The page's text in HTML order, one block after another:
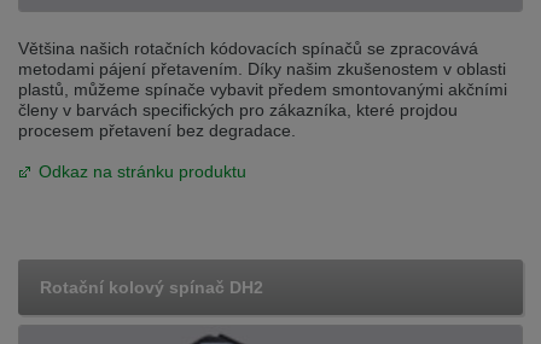
Většina našich rotačních kódovacích spínačů se zpracovává
metodami pájení přetavením. Díky našim zkušenostem v oblasti
plastů, můžeme spínače vybavit předem smontovanými akčními
členy v barvách specifických pro zákazníka, které projdou
procesem přetavení bez degradace.
Odkaz na stránku produktu
Rotační kolový spínač DH2